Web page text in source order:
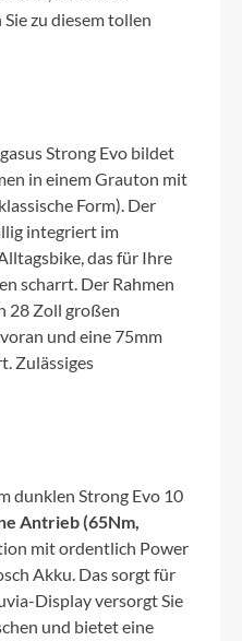
zu diesem tollen
Strong Evo bildet
in einem Grauton mit
Form). Der
integriert im
das für Ihre
scharrt. Der Rahmen
28 Zoll großen
und eine 75mm
Zulässiges
dunklen Strong Evo 10
Antrieb (65Nm,
mit ordentlich Power
Akku. Das sorgt für
Display versorgt Sie
und bietet eine